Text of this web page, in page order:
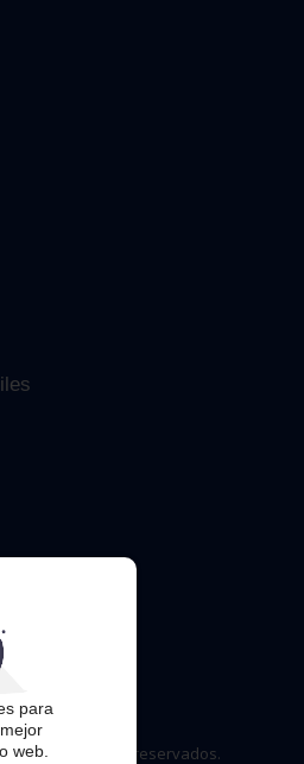
los derechos reservados.
para
web.